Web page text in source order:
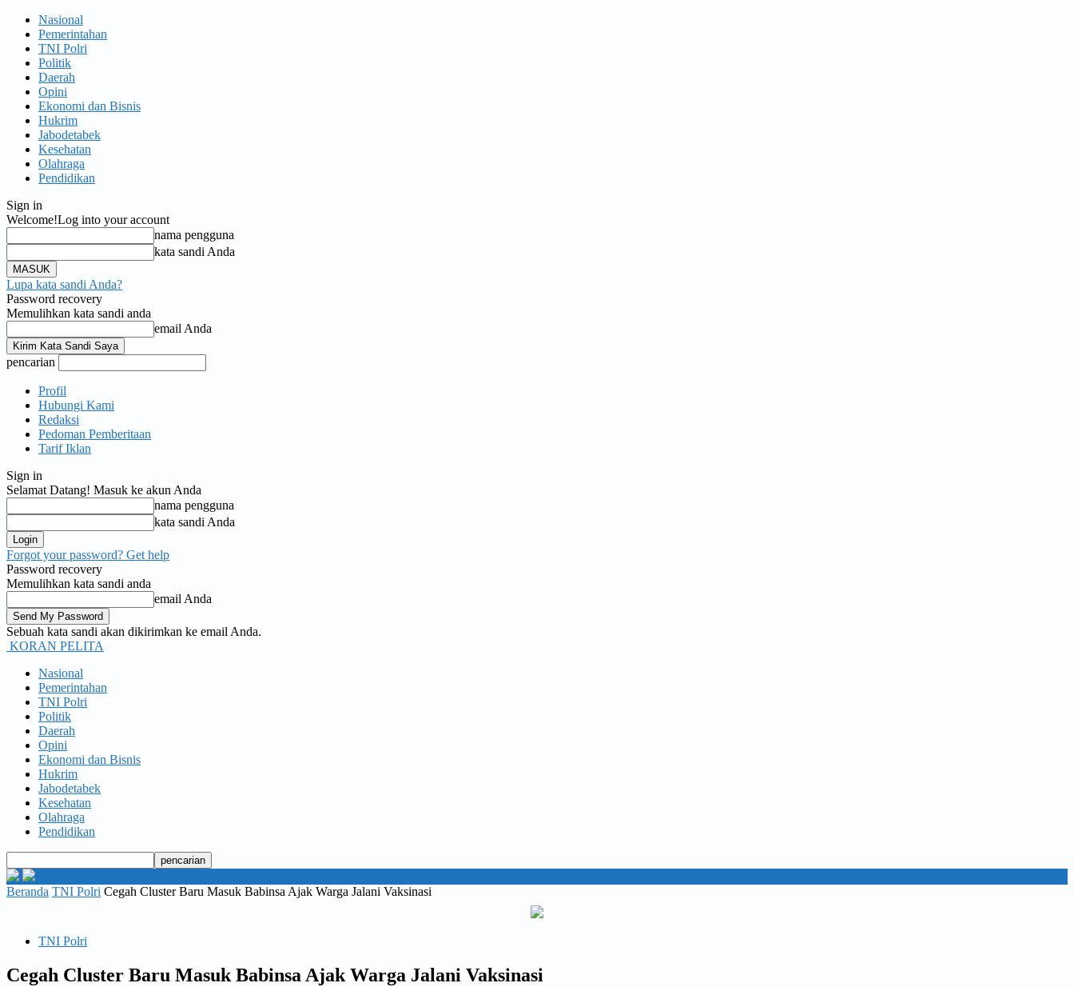
Nasional
Pemerintahan
TNI Polri
Politik
Daerah
Opini
Ekonomi dan Bisnis
Hukrim
Jabodetabek
Kesehatan
Olahraga
Pendidikan
Sign in
Welcome!Log into your account
nama pengguna
kata sandi Anda
Lupa kata sandi Anda?
Password recovery
Memulihkan kata sandi anda
email Anda
pencarian
Profil
Hubungi Kami
Redaksi
Pedoman Pemberitaan
Tarif Iklan
Sign in
Selamat Datang! Masuk ke akun Anda
nama pengguna
kata sandi Anda
Forgot your password? Get help
Password recovery
Memulihkan kata sandi anda
email Anda
Sebuah kata sandi akan dikirimkan ke email Anda.
KORAN PELITA
Nasional
Pemerintahan
TNI Polri
Politik
Daerah
Opini
Ekonomi dan Bisnis
Hukrim
Jabodetabek
Kesehatan
Olahraga
Pendidikan
Beranda TNI Polri Cegah Cluster Baru Masuk Babinsa Ajak Warga Jalani Vaksinasi
TNI Polri
Cegah Cluster Baru Masuk Babinsa Ajak Warga Jalani Vaksinasi